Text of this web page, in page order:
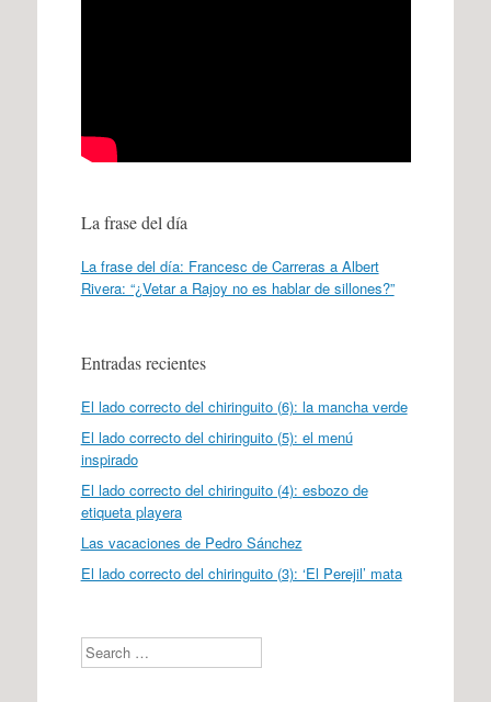
La frase del día
La frase del día: Francesc de Carreras a Albert
Rivera: “¿Vetar a Rajoy no es hablar de sillones?”
Entradas recientes
El lado correcto del chiringuito (6): la mancha verde
El lado correcto del chiringuito (5): el menú
inspirado
El lado correcto del chiringuito (4): esbozo de
etiqueta playera
Las vacaciones de Pedro Sánchez
El lado correcto del chiringuito (3): ‘El Perejil’ mata
Search